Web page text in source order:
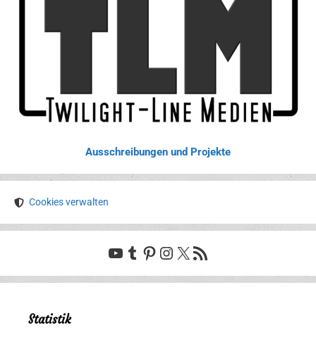
Ausschreibungen und Projekte
Cookies verwalten
YouTube
Tumblr
Pinterest
Instagram
X RSS-Feed
Statistik